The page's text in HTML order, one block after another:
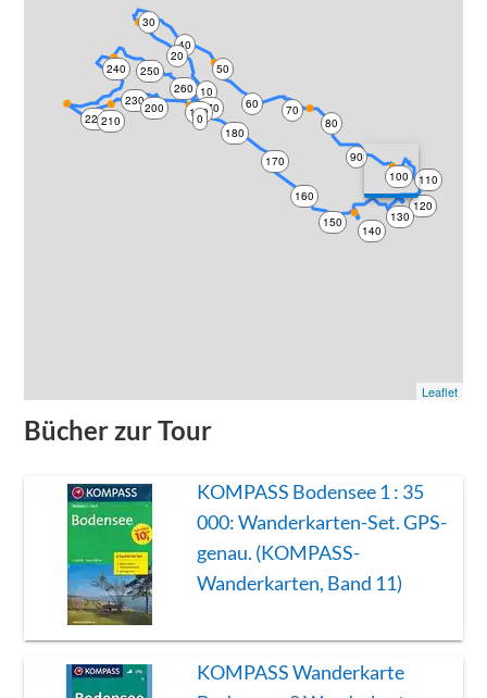
0
10
20
30
40
50
60
70
80
90
100
110
120
130
140
150
160
170
180
190
200
210
220
230
240
250
260
270
Leaflet
Bücher zur Tour
KOMPASS Bodensee 1 : 35
000: Wanderkarten-Set. GPS-
genau. (KOMPASS-
Wanderkarten, Band 11)
KOMPASS Wanderkarte